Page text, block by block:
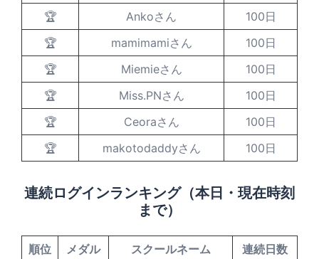
🏆
Ankoさん
100日
🏆
mamimamiさん
100日
🏆
Miemieさん
100日
🏆
Miss.PNさん
100日
🏆
Ceoraさん
100日
🏆
makotodaddyさん 100日
連続ログインランキング（本日・現在時刻
まで）
順位 メダル スクールネーム
連続日数